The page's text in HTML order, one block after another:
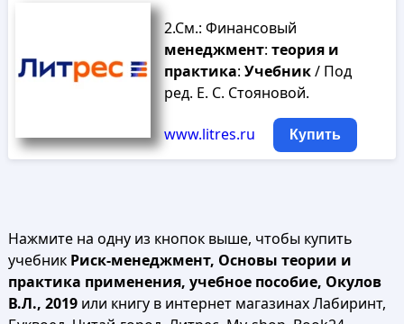
2.См.: Финансовый
менеджмент: теория и
практика: Учебник/ Под
ред. Е. С. Стояновой.
www.litres.ru Купить
Нажмите на одну из кнопок выше, чтобы купить
учебник Риск-менеджмент, Основы теории и
практика применения, учебное пособие, Окулов
В.Л., 2019или книгу в интернет магазинах Лабиринт,